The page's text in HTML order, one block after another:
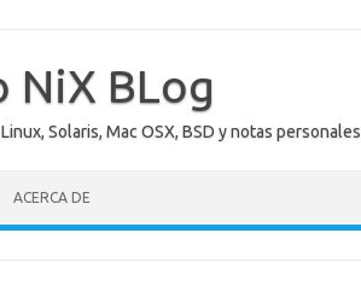
NiX BLog
Solaris, Mac OSX, BSD y notas personales
ACERCA DE